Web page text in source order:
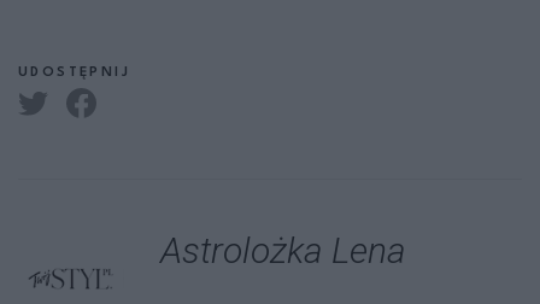
UDOSTĘPNIJ
Astrolożka Lena